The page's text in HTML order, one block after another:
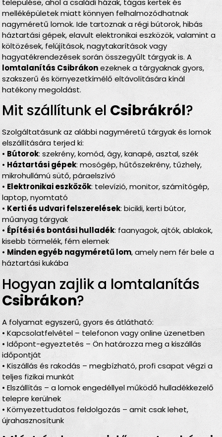
települése, ahol a családi házak, tágas kertek és
melléképületek miatt könnyen felhalmozódhatnak
nagyméretű lomok. Ide tartoznak a régi bútorok, hibás
háztartási gépek, elavult elektronikai eszközök, valamint a
költözések, felújítások, nagytakarítások vagy
hagyatékrendezések során összegyűlt tárgyak is. A
lomtalanítás Csibrákonezeknek a tárgyaknak gyors,
szakszerű és környezetkímélő eltávolítására kínál
hatékony megoldást.
Mit szállítunk el Csibrákról?
Szolgáltatásunk az alábbi nagyméretű tárgyak és lomok
elszállítására terjed ki:
• Bútorok: szekrény, komód, ágy, kanapé, asztal, szék
• Háztartási gépek: mosógép, hűtőszekrény, tűzhely,
mikrohullámú sütő, páraelszívó
• Elektronikai eszközök: televízió, monitor, számítógép,
laptop, nyomtató
• Kerti és udvari felszerelések: bicikli, kerti bútor,
műanyag tárgyak
• Építési és bontási hulladék: faanyagok, ajtók, ablakok,
kisebb törmelék, fém elemek
• Minden egyéb nagyméretű lom, amely nem fér bele a
háztartási kukába
Hogyan zajlik a lomtalanítás
Csibrákon?
A folyamat egyszerű, gyors és átlátható:
• Kapcsolatfelvétel – telefonon vagy online üzenetben
• Időpont-egyeztetés – Ön határozza meg a kiszállás
időpontját
• Kiszállás és rakodás – megbízható, profi csapat végzi a
teljes fizikai munkát
• Elszállítás – a lomok engedéllyel működő hulladékkezelő
telepre kerülnek
• Környezettudatos feldolgozás – amit csak lehet,
újrahasznosítunk